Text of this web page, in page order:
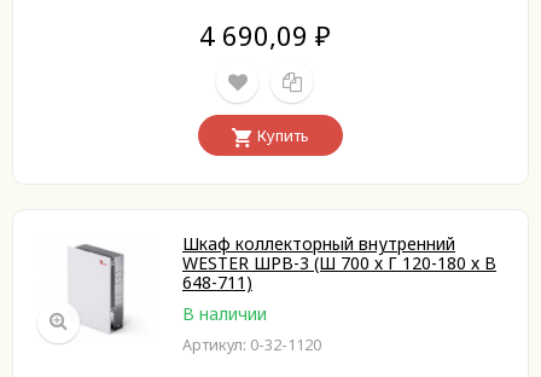
4 690,09 ₽
Купить
Шкаф коллекторный внутренний
WESTER ШРВ-3 (Ш 700 х Г 120-180 х В
648-711)
В наличии
Артикул: 0-32-1120